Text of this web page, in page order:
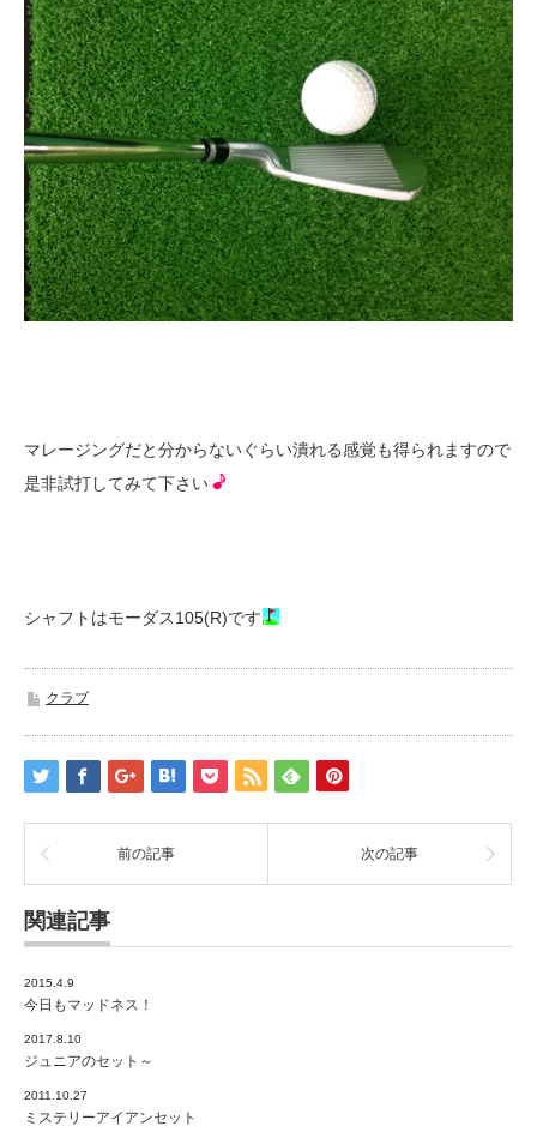
マレージングだと分からないぐらい潰れる感覚も得られますので
是非試打してみて下さい
シャフトはモーダス105(R)です
クラブ
前の記事 次の記事
関連記事
2015.4.9
今日もマッドネス！
2017.8.10
ジュニアのセット～
2011.10.27
ミステリーアイアンセット